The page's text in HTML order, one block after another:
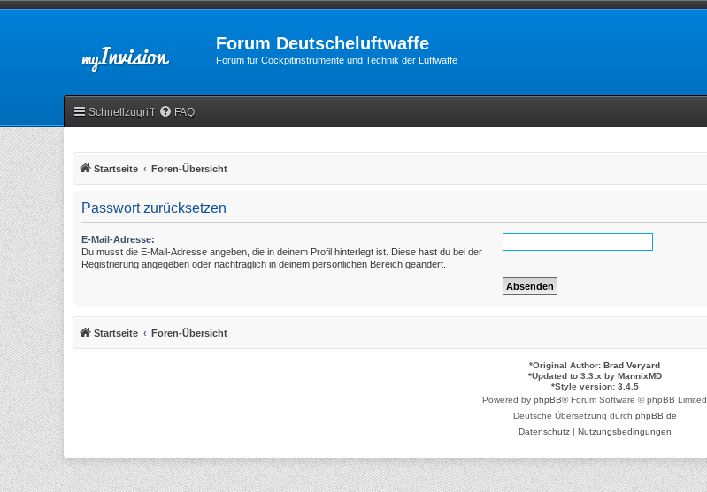
Forum Deutscheluftwaffe
Forum für Cockpitinstrumente und Technik der Luftwaffe
Schnellzugriff FAQ
Startseite Foren-Übersicht
Passwort zurücksetzen
E-Mail-Adresse:
Du musst die E-Mail-Adresse angeben, die in deinem Profil hinterlegt ist. Diese hast du bei der
Registrierung angegeben oder nachträglich in deinem persönlichen Bereich geändert.
Startseite Foren-Übersicht
*Original Author: Brad Veryard
*Updated to 3.3.x by MannixMD
*Style version: 3.4.5
Powered by phpBB® Forum Software © phpBB Limited
Deutsche Übersetzung durch phpBB.de
Datenschutz| Nutzungsbedingungen